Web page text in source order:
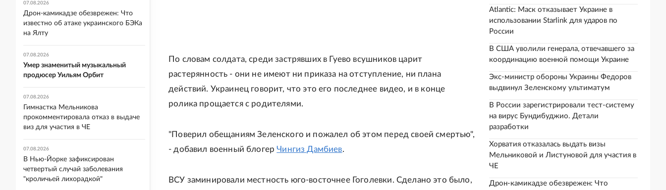
По словам солдата, среди застрявших в Гуево всушников царит
растерянность - они не имеют ни приказа на отступление, ни плана
действий. Украинец говорит, что это его последнее видео, и в конце
ролика прощается с родителями.
"Поверил обещаниям Зеленского и пожалел об этом перед своей смертью",
- добавил военный блогерЧингиз Дамбиев.
ВСУ заминировали местность юго-восточнее Гоголевки. Сделано это было,
Atlantic: Маск отказывает Украине в
использовании Starlink для ударов по
России
В США уволили генерала, отвечавшего за
координацию военной помощи Украине
Экс-министр обороны Украины Федоров
выдвинул Зеленскому ультиматум
В России зарегистрировали тест-систему
на вирус Бундибуджио. Детали
разработки
Хорватия отказалась выдать визы
Мельниковой и Листуновой для участия в
ЧЕ
Дрон-камикадзе обезврежен: Что
07.08.2026
Дрон-камикадзе обезврежен: Что
известно об атаке украинского БЭКа
на Ялту
07.08.2026
Умер знаменитый музыкальный
продюсер Уильям Орбит
07.08.2026
Гимнастка Мельникова
прокомментировала отказ в выдаче
виз для участия в ЧЕ
07.08.2026
В Нью-Йорке зафиксирован
четвертый случай заболевания
"кроличьей лихорадкой"